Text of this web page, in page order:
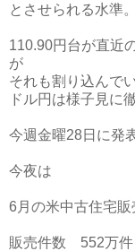
とさせられる水準。
110.90円台が直近
が
それも割り込んで
ドル円は様子見に
今週金曜28日に発
今夜は
6月の米中古住宅販
販売件数 552万